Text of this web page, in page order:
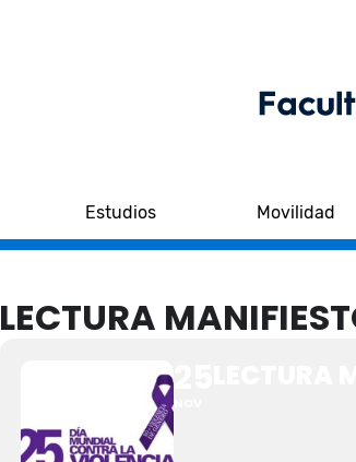
Estudios Movilidad
LECTURA